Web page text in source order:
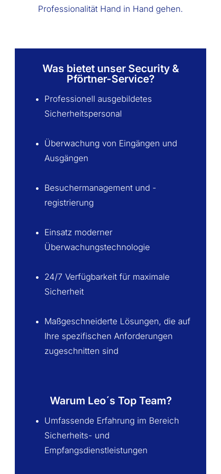
Professionalität Hand in Hand gehen.
Was bietet unser Security &
Pförtner-Service?
Professionell ausgebildetes
Sicherheitspersonal
Überwachung von Eingängen und
Ausgängen
Besuchermanagement und -
registrierung
Einsatz moderner
Überwachungstechnologie
24/7 Verfügbarkeit für maximale
Sicherheit
Maßgeschneiderte Lösungen, die auf
Ihre spezifischen Anforderungen
zugeschnitten sind
Warum Leo´s Top Team?
Umfassende Erfahrung im Bereich
Sicherheits- und
Empfangsdienstleistungen